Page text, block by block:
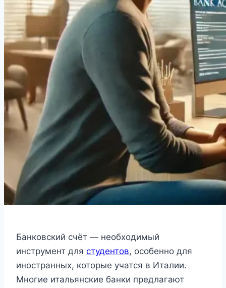
Банковский счёт — необходимый
инструмент для студентов, особенно для
иностранных, которые учатся в Италии.
Многие итальянские банки предлагают